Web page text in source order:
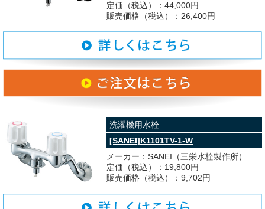
定価（税込）：44,000円
販売価格（税込）：26,400円
洗濯機用水栓
[SANEI]K1101TV-1-W
メーカー：SANEI（三栄水栓製作所）
定価（税込）：19,800円
販売価格（税込）：9,702円